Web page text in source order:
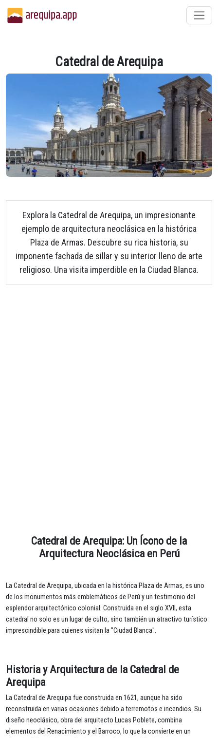
Catedral de Arequipa
Explora la Catedral de Arequipa, un impresionante
ejemplo de arquitectura neoclásica en la histórica
Plaza de Armas. Descubre su rica historia, su
imponente fachada de sillar y su interior lleno de arte
religioso. Una visita imperdible en la Ciudad Blanca.
Catedral de Arequipa: Un Ícono de la
Arquitectura Neoclásica en Perú
La Catedral de Arequipa, ubicada en la histórica Plaza de Armas, es uno
de los monumentos más emblemáticos de Perú y un testimonio del
esplendor arquitectónico colonial. Construida en el siglo XVII, esta
catedral no solo es un lugar de culto, sino también un atractivo turístico
imprescindible para quienes visitan la "Ciudad Blanca".
Historia y Arquitectura de la Catedral de
Arequipa
La Catedral de Arequipa fue construida en 1621, aunque ha sido
reconstruida en varias ocasiones debido a terremotos e incendios. Su
diseño neoclásico, obra del arquitecto Lucas Poblete, combina
elementos del Renacimiento y el Barroco, lo que la convierte en un